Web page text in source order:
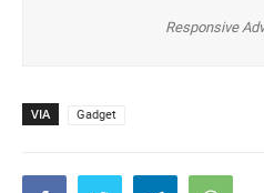
Responsive
VIA Gadget